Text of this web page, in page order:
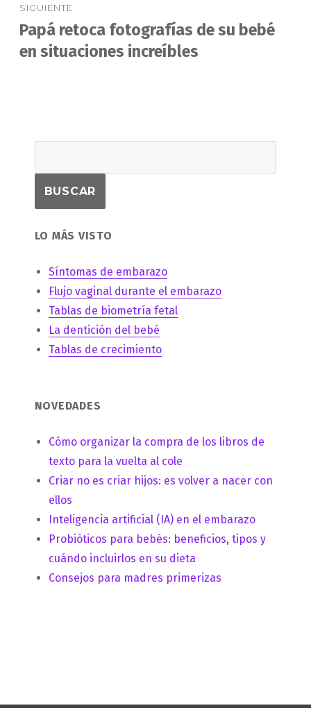
SIGUIENTE
Entrada
siguiente:
Papá retoca fotografías de su bebé
en situaciones increíbles
LO MÁS VISTO
Síntomas de embarazo
Flujo vaginal durante el embarazo
Tablas de biometría fetal
La dentición del bebé
Tablas de crecimiento
NOVEDADES
Cómo organizar la compra de los libros de
texto para la vuelta al cole
Criar no es criar hijos: es volver a nacer con
ellos
Inteligencia artificial (IA) en el embarazo
Probióticos para bebés: beneficios, tipos y
cuándo incluirlos en su dieta
Consejos para madres primerizas